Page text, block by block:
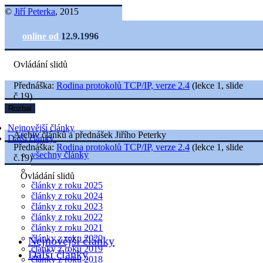
© Jiří Peterka, 2015
online od 12.9.1996
Ovládání slidů
Nejnovější články
Další články
všechny články
články z roku 2025
články z roku 2024
články z roku 2023
články z roku 2022
články z roku 2021
články z roku 2020
články z roku 2019
články z roku 2018
Přednáška: Rodina protokolů TCP/IP, verze 2.4 (lekce 1, slide
č.19)
Rozbal
Archiv článků a přednášek Jiřího Peterky
Přednáška: Rodina protokolů TCP/IP, verze 2.4 (lekce 1, slide
č.19)
Ovládání slidů
Nejnovější články
Další články